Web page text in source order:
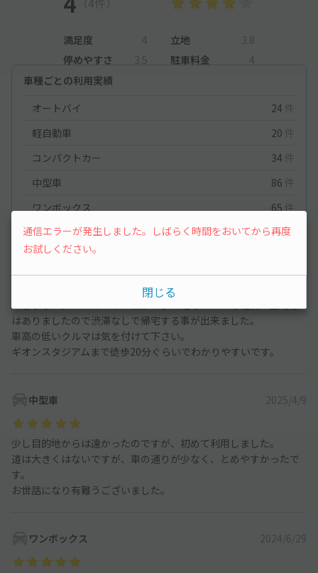
満足度 4 立地
3.8
停めやすさ
3.5 駐車料金
4
車種ごとの利用実績
オートバイ
24 件
軽自動車
20 件
コンパクトカー
34 件
中型車
86 件
ワンボックス
65 件
コンパクトカー
サッカー観戦後、自宅へ帰宅時の事を考えてセレクトさせていた
だきました。このあたりは仕事でよく通るのである程度は土地感
はありましたので渋滞なしで帰宅する事が出来ました。
車高の低いクルマは気を付けて下さい。
ギオンスタジアムまで徒歩20分ぐらいでわかりやすいです。
中型車 2025/4/9
少し目的地からは遠かったのですが、初めて利用しました。
道は大きくはないですが、車の通りが少なく、とめやすかったで
す。
お世話になり有難うございました。
ワンボックス 2024/6/29
通信エラーが発生しました。しばらく時間をおいてから再度
お試しください。
閉じる